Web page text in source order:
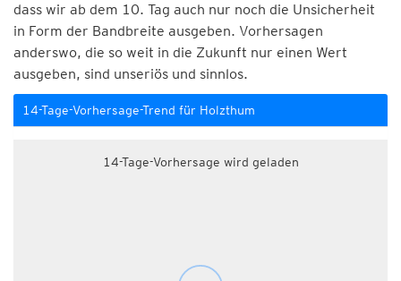
dass wir ab dem 10. Tag auch nur noch die Unsicherheit
in Form der Bandbreite ausgeben. Vorhersagen
anderswo, die so weit in die Zukunft nur einen Wert
ausgeben, sind unseriös und sinnlos.
14-Tage-Vorhersage-Trend für Holzthum
14-Tage-Vorhersage wird geladen